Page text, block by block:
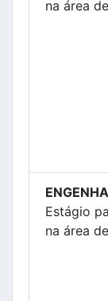
na área
Estágio
na área